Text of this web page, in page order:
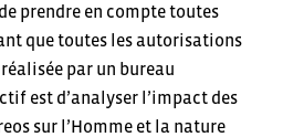
prendre en compte toutes
que toutes les autorisations
par un bureau
est d’analyser l’impact des
sur l’Homme et la nature